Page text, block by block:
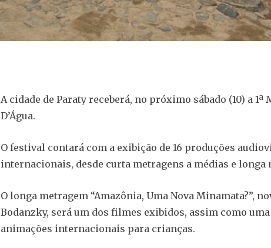
A cidade de Paraty receberá, no próximo sábado (10) a 1ª
D’Água.
O festival contará com a exibição de 16 produções
internacionais, desde curta metragens a médias e longa
O longa metragem “Amazônia, Uma Nova Minamata?”,
Bodanzky, será um dos filmes exibidos, assim como uma
animações internacionais para crianças.